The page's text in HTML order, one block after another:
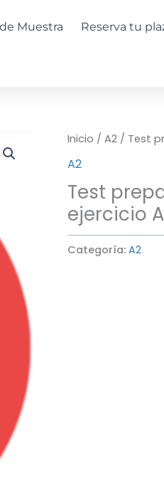
Muestra Reserva tu
Inicio / A2 / Test
A2
Test
ejercicio
Categoría: A2